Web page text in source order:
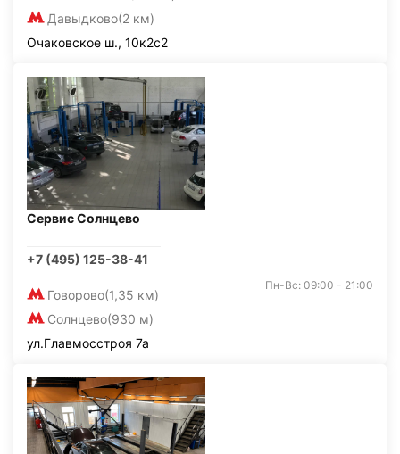
Давыдково(2 км)
Очаковское ш., 10к2с2
Сервис Солнцево
+7 (495) 125-38-41
Говорово(1,35 км)
Солнцево(930 м)
Пн-Вс: 09:00 - 21:00
ул.Главмосстроя 7а